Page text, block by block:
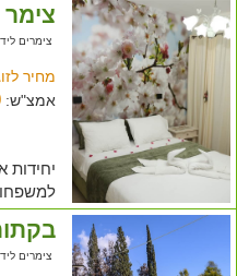
צימרים ליד
מחיר
אמצ"ש:
צימרים ליד